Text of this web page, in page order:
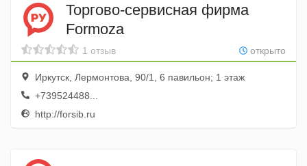
Торгово-сервисная фирма
Formoza
открыто
1 отзыв
Иркутск, Лермонтова, 90/1, 6 павильон; 1 этаж
+739524488...
http://forsib.ru